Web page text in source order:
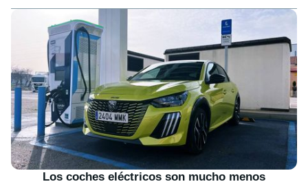
Los coches eléctricos son mucho menos